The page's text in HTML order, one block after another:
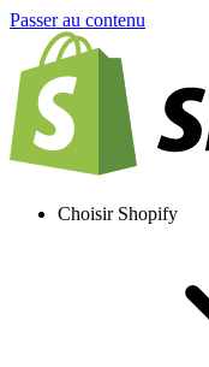
Passer au contenu
Choisir Shopify